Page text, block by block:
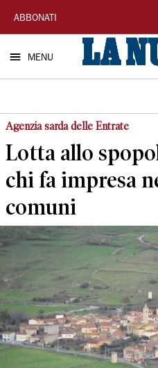
La
Nuova
Sardegna
ABBONATI
MENU
Agenzia sarda delle Entrate
Lotta allo
chi fa impresa
comuni